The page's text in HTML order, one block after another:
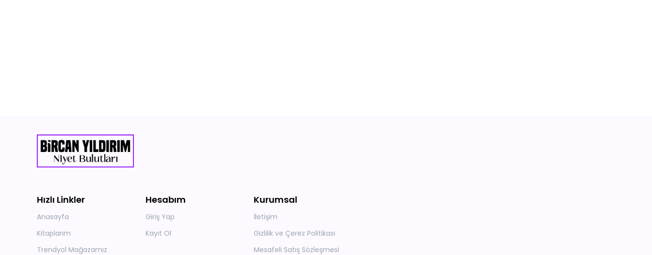
Hızlı Linkler
Anasayfa
Kitaplarım
Trendyol Mağazamız
Hesabım
Giriş Yap
Kayıt Ol
Kurumsal
İletişim
Gizlilik ve Çerez Politikası
Mesafeli Satış Sözleşmesi